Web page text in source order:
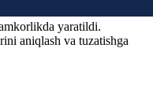
yaratildi.
aniqlash va tuzatishga